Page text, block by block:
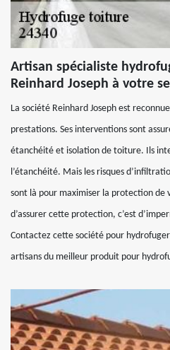
Artisan spécialiste
Reinhard Joseph à votre
La société Reinhard Joseph est
prestations. Ses interventions sont
étanchéité et isolation de toiture. Ils
l’étanchéité. Mais les risques
sont là pour maximiser la protection de
d’assurer cette protection, c’est
Contactez cette société pour
artisans du meilleur produit pour